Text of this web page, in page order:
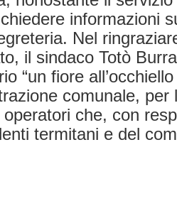
informazioni
Nel
il sindaco Totò
“un fiore
comunale, per
operatori che, con
termitani e del